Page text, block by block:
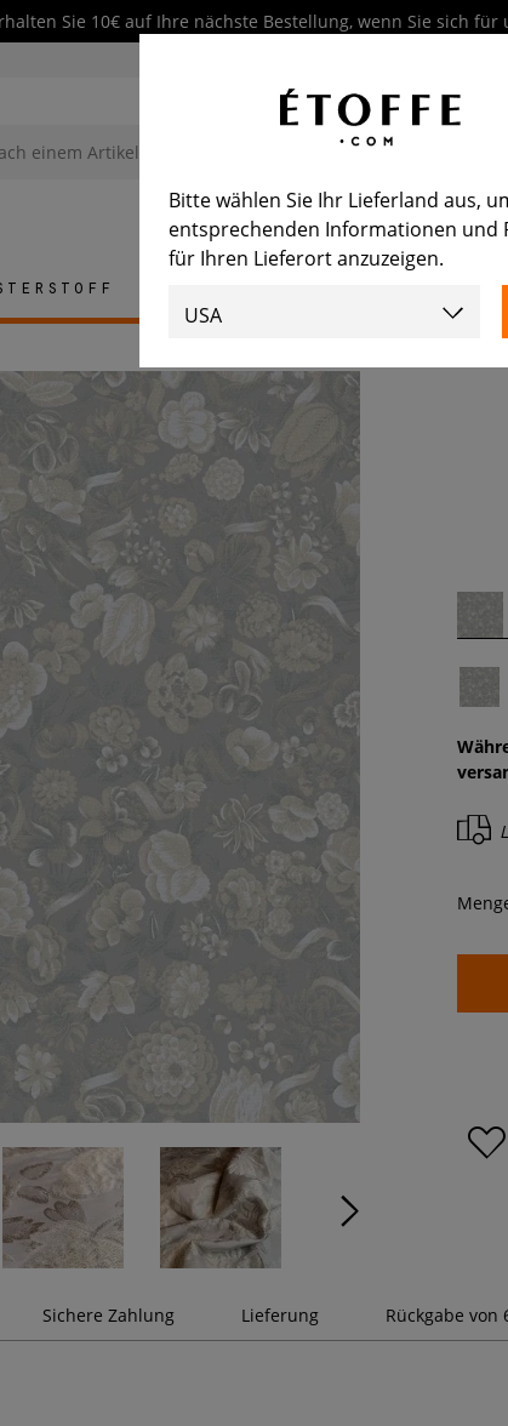
Sie 10€ auf Ihre nächste Bestellung, wenn Sie sich
Sichere Zahlung Lieferung Rückgabe von
Bitte wählen Sie Ihr Lieferland aus,
entsprechenden Informationen und
für Ihren Lieferort anzuzeigen.